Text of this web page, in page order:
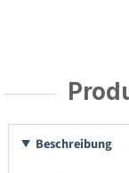
Beschreibung